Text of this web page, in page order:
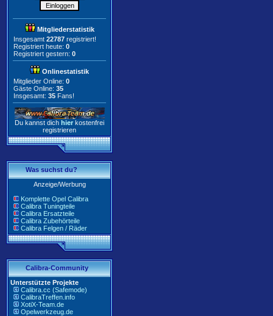
Mitgliederstatistik
Insgesamt 22787 registriert!
Registriert heute: 0
Registriert gestern: 0
Onlinestatistik
Mitglieder Online: 0
Gäste Online: 35
Insgesamt: 35 Fans!
Du kannst dich hier kostenfrei
registrieren
Was suchst du?
Anzeige/Werbung
Komplette Opel Calibra
Calibra Tuningteile
Calibra Ersatzteile
Calibra Zubehörteile
Calibra Felgen / Räder
Calibra-Community
Unterstützte Projekte
Calibra.cc (Safemode)
CalibraTreffen.info
XotiX-Team.de
Opelwerkzeug.de